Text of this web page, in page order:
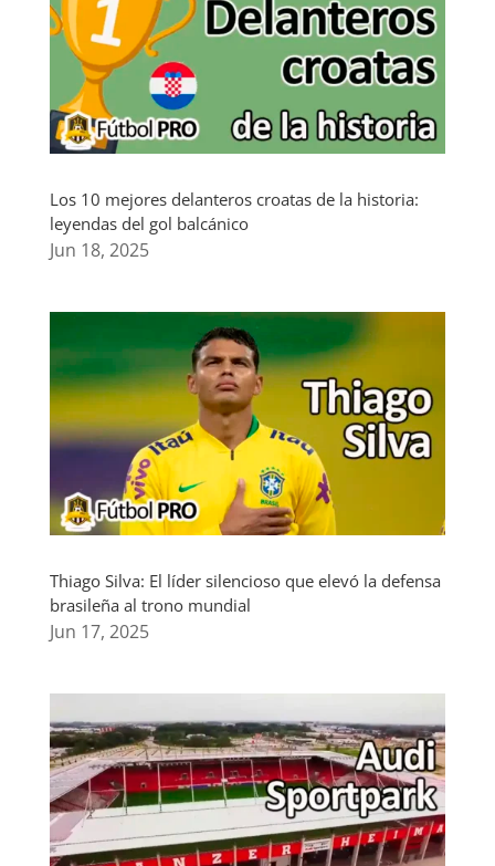
Los 10 mejores delanteros croatas de la historia:
leyendas del gol balcánico
Jun 18, 2025
Thiago Silva: El líder silencioso que elevó la defensa
brasileña al trono mundial
Jun 17, 2025